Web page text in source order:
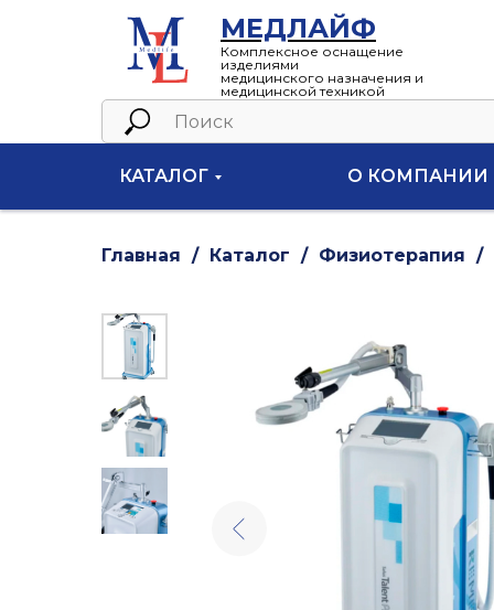
МЕДЛАЙФ
Комплексное оснащение
изделиями
медицинского назначения и
медицинской техникой
КАТАЛОГ О КОМПАНИИ
Главная Каталог Физиотерапия